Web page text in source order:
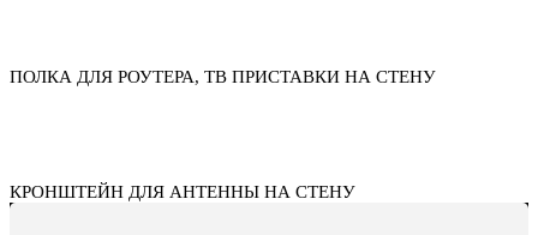
ПОЛКА ДЛЯ РОУТЕРА, ТВ ПРИСТАВКИ НА СТЕНУ
КРОНШТЕЙН ДЛЯ АНТЕННЫ НА СТЕНУ